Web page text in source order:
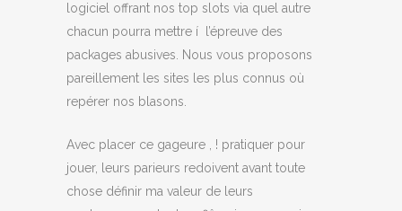
logiciel offrant nos top slots via quel autre
chacun pourra mettre í l’épreuve des
packages abusives. Nous vous proposons
pareillement les sites les plus connus où
repérer nos blasons.
Avec placer ce gageure , ! pratiquer pour
jouer, leurs parieurs redoivent avant toute
chose définir ma valeur de leurs